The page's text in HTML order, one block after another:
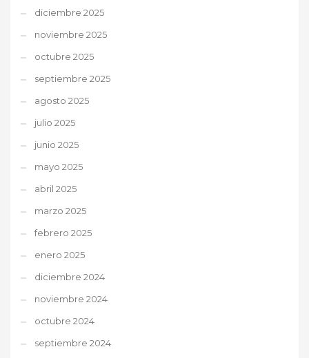
diciembre 2025
noviembre 2025
octubre 2025
septiembre 2025
agosto 2025
julio 2025
junio 2025
mayo 2025
abril 2025
marzo 2025
febrero 2025
enero 2025
diciembre 2024
noviembre 2024
octubre 2024
septiembre 2024